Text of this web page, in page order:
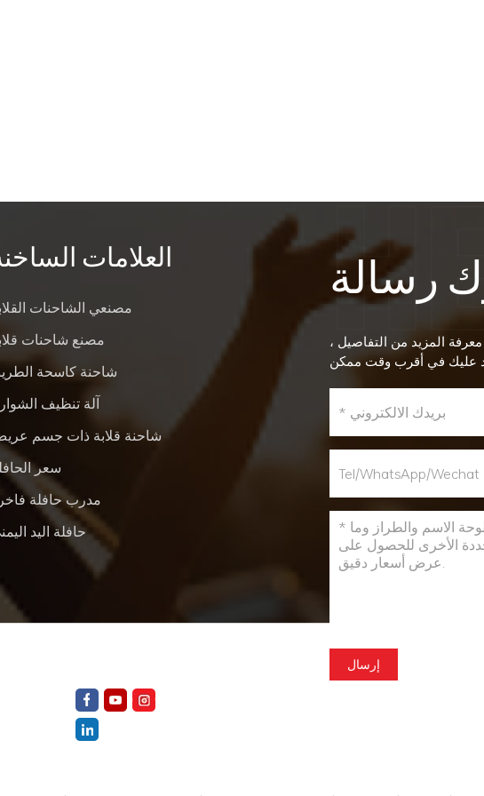
العلامات
مصنعي الشاحنات
مصنع شاحنات
شاحنة كاسحة
آلة تنظيف
شاحنة قلابة ذات جسم
سعر
مدرب حافلة
حافلة اليد
رسالة
المزيد من التفاصيل ،
إرسال